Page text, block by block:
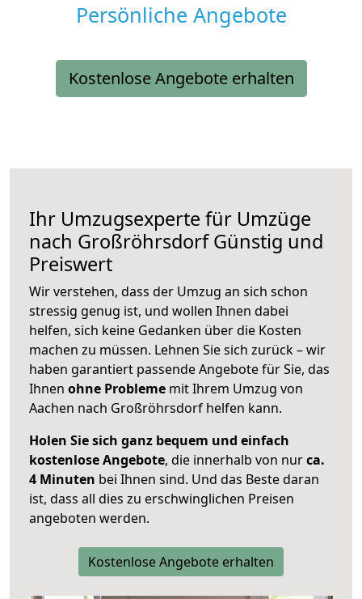
Persönliche Angebote
Kostenlose Angebote erhalten
Ihr Umzugsexperte für Umzüge
nach GroßröhrsdorfGünstig und
Preiswert
Wir verstehen, dass der Umzug an sich schon
stressig genug ist, und wollen Ihnen dabei
helfen, sich keine Gedanken über die Kosten
machen zu müssen. Lehnen Sie sich zurück – wir
haben garantiert passende Angebote für Sie, das
Ihnen ohne Probleme mit Ihrem Umzug von
Aachen nach Großröhrsdorf helfen kann.
Holen Sie sich ganz bequem und einfach
kostenlose Angebote, die innerhalb von nurca.
4 Minuten bei Ihnen sind. Und das Beste daran
ist, dass all dies zu erschwinglichen Preisen
angeboten werden.
Kostenlose Angebote erhalten